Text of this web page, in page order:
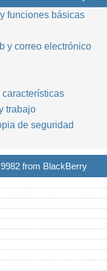
funciones básicas
y correo electrónico
trabajo
de seguridad
from BlackBerry